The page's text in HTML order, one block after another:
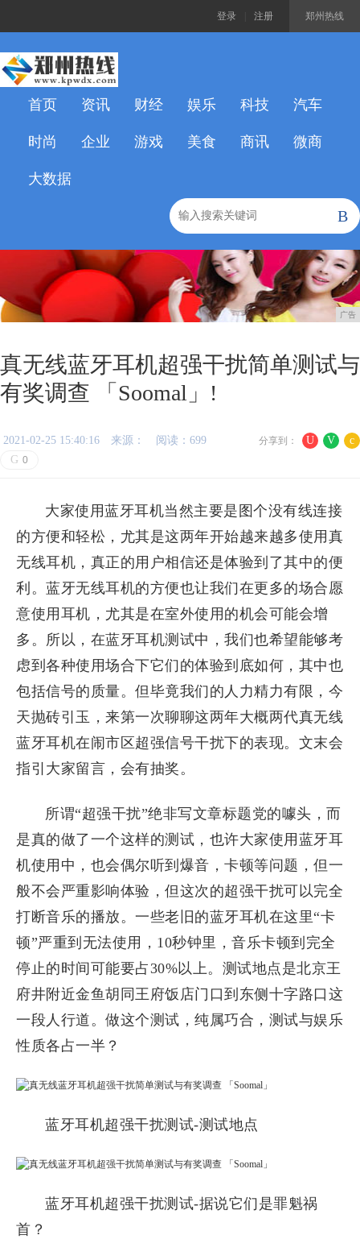
郑州热线
登录 注册
首页 资讯 财经 娱乐 科技 汽车
时尚 企业 游戏 美食 商讯 微商
大数据
B
广告
真无线蓝牙耳机超强干扰简单测试与
有奖调查 「Soomal」!
U V c
分享到：
2021-02-25 15:40:16 来源：
阅读：699
G 0
大家使用蓝牙耳机当然主要是图个没有线连接
的方便和轻松，尤其是这两年开始越来越多使用真
无线耳机，真正的用户相信还是体验到了其中的便
利。蓝牙无线耳机的方便也让我们在更多的场合愿
意使用耳机，尤其是在室外使用的机会可能会增
多。所以，在蓝牙耳机测试中，我们也希望能够考
虑到各种使用场合下它们的体验到底如何，其中也
包括信号的质量。但毕竟我们的人力精力有限，今
天抛砖引玉，来第一次聊聊这两年大概两代真无线
蓝牙耳机在闹市区超强信号干扰下的表现。文末会
指引大家留言，会有抽奖。
所谓“超强干扰”绝非写文章标题党的噱头，而
是真的做了一个这样的测试，也许大家使用蓝牙耳
机使用中，也会偶尔听到爆音，卡顿等问题，但一
般不会严重影响体验，但这次的超强干扰可以完全
打断音乐的播放。一些老旧的蓝牙耳机在这里“卡
顿”严重到无法使用，10秒钟里，音乐卡顿到完全
停止的时间可能要占30%以上。测试地点是北京王
府井附近金鱼胡同王府饭店门口到东侧十字路口这
一段人行道。做这个测试，纯属巧合，测试与娱乐
性质各占一半？
蓝牙耳机超强干扰测试-测试地点
蓝牙耳机超强干扰测试-据说它们是罪魁祸
首？